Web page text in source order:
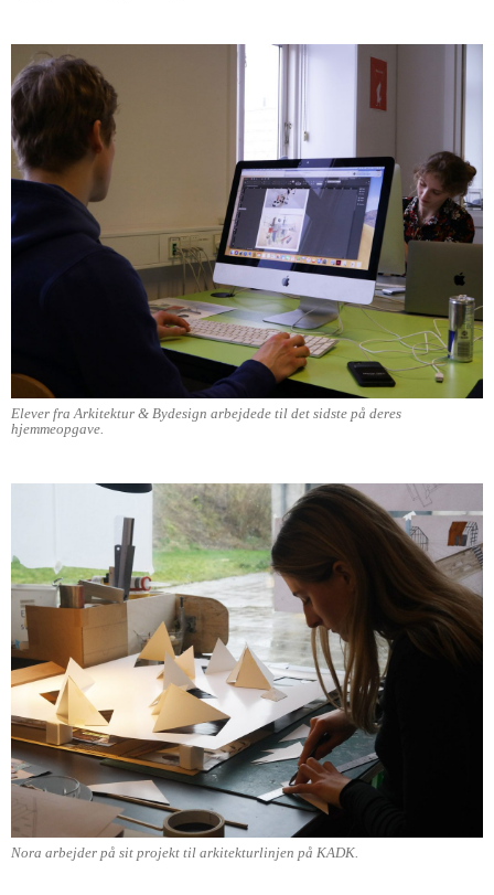
Elever fra Arkitektur & Bydesign arbejdede til det sidste på deres
hjemmeopgave.
Nora arbejder på sit projekt til arkitekturlinjen på KADK.